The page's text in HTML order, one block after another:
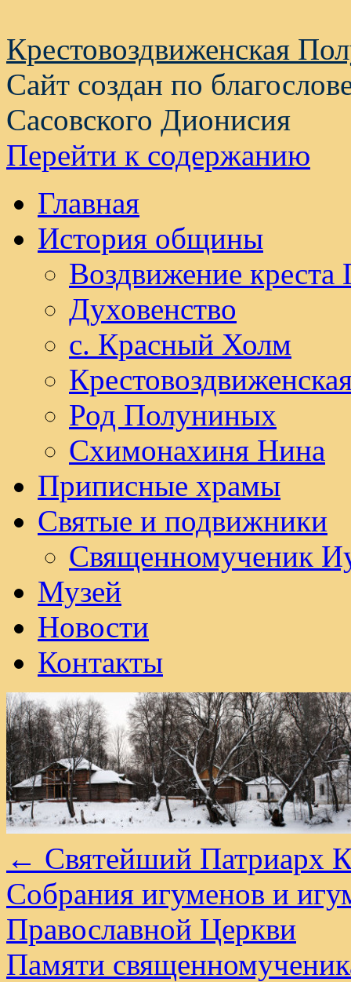
Крестовоздвиженская
Сайт создан по
Сасовского Дионисия
Перейти к содержанию
Главная
История общины
Воздвижение креста
Духовенство
с. Красный Холм
Род Полуниных
Схимонахиня Нина
Приписные храмы
Святые и подвижники
Священномученик
Музей
Новости
Контакты
← Святейший Патриарх
Собрания игуменов и
Православной Церкви
Памяти